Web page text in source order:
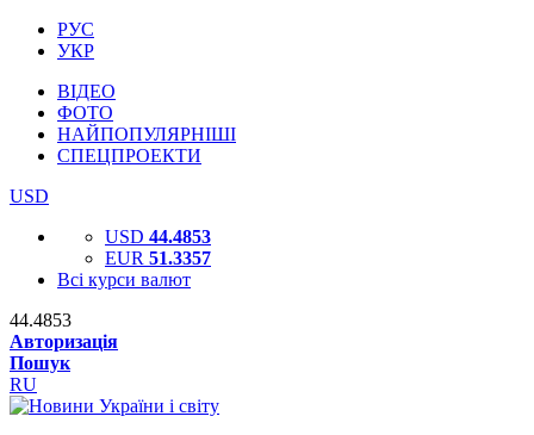
РУС
УКР
ВІДЕО
ФОТО
НАЙПОПУЛЯРНІШІ
СПЕЦПРОЕКТИ
USD
USD 44.4853
EUR 51.3357
Всі курси валют
44.4853
Авторизація
Пошук
RU